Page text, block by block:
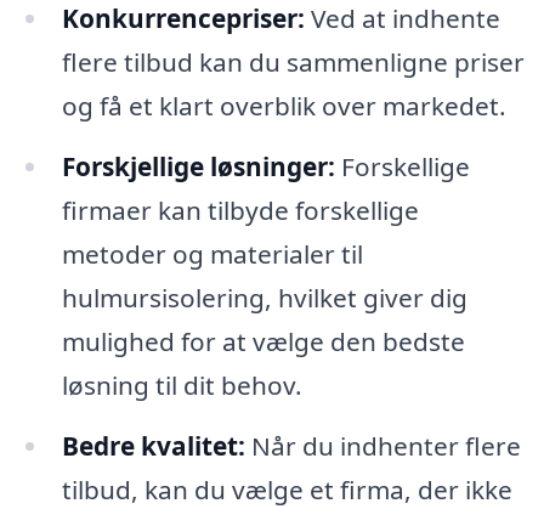
Konkurrencepriser: Ved at indhente
flere tilbud kan du sammenligne priser
og få et klart overblik over markedet.
Forskjellige løsninger: Forskellige
firmaer kan tilbyde forskellige
metoder og materialer til
hulmursisolering, hvilket giver dig
mulighed for at vælge den bedste
løsning til dit behov.
Bedre kvalitet: Når du indhenter flere
tilbud, kan du vælge et firma, der ikke